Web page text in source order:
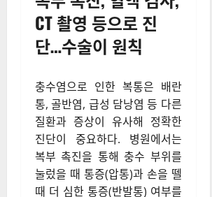
배꼽 아래 극심한 통증
복부 촉진, 혈액 검사,
CT 촬영 등으로 진
단…수술이 원칙